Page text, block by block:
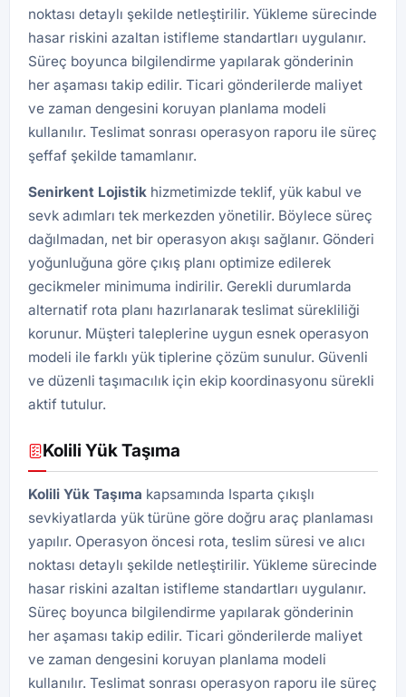
noktası detaylı şekilde netleştirilir. Yükleme sürecinde
hasar riskini azaltan istifleme standartları uygulanır.
Süreç boyunca bilgilendirme yapılarak gönderinin
her aşaması takip edilir. Ticari gönderilerde maliyet
ve zaman dengesini koruyan planlama modeli
kullanılır. Teslimat sonrası operasyon raporu ile süreç
şeffaf şekilde tamamlanır.
Senirkent Lojistik hizmetimizde teklif, yük kabul ve
sevk adımları tek merkezden yönetilir. Böylece süreç
dağılmadan, net bir operasyon akışı sağlanır. Gönderi
yoğunluğuna göre çıkış planı optimize edilerek
gecikmeler minimuma indirilir. Gerekli durumlarda
alternatif rota planı hazırlanarak teslimat sürekliliği
korunur. Müşteri taleplerine uygun esnek operasyon
modeli ile farklı yük tiplerine çözüm sunulur. Güvenli
ve düzenli taşımacılık için ekip koordinasyonu sürekli
aktif tutulur.
Kolili Yük Taşıma
Kolili Yük Taşıma kapsamında Isparta çıkışlı
sevkiyatlarda yük türüne göre doğru araç planlaması
yapılır. Operasyon öncesi rota, teslim süresi ve alıcı
noktası detaylı şekilde netleştirilir. Yükleme sürecinde
hasar riskini azaltan istifleme standartları uygulanır.
Süreç boyunca bilgilendirme yapılarak gönderinin
her aşaması takip edilir. Ticari gönderilerde maliyet
ve zaman dengesini koruyan planlama modeli
kullanılır. Teslimat sonrası operasyon raporu ile süreç